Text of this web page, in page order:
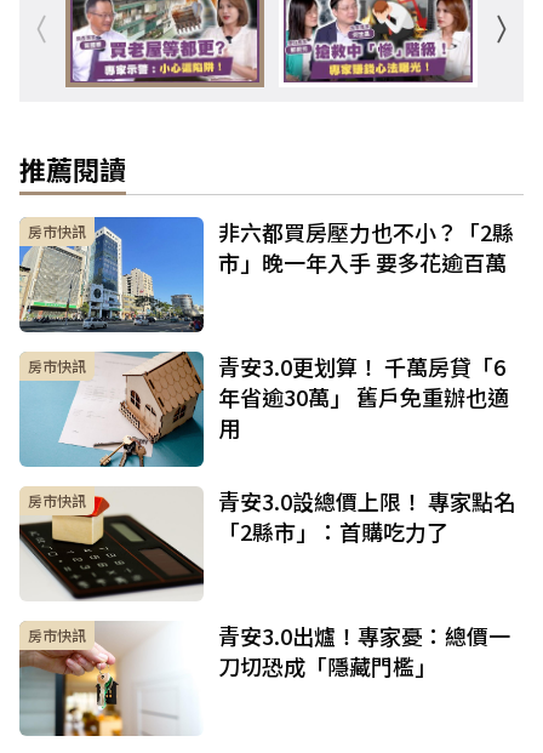
推薦閱讀
房市快訊
非六都買房壓力也不小？「2縣
市」晚一年入手 要多花逾百萬
房市快訊
青安3.0更划算！ 千萬房貸「6
年省逾30萬」 舊戶免重辦也適
用
房市快訊
青安3.0設總價上限！ 專家點名
「2縣市」：首購吃力了
房市快訊
青安3.0出爐！專家憂：總價一
刀切恐成「隱藏門檻」